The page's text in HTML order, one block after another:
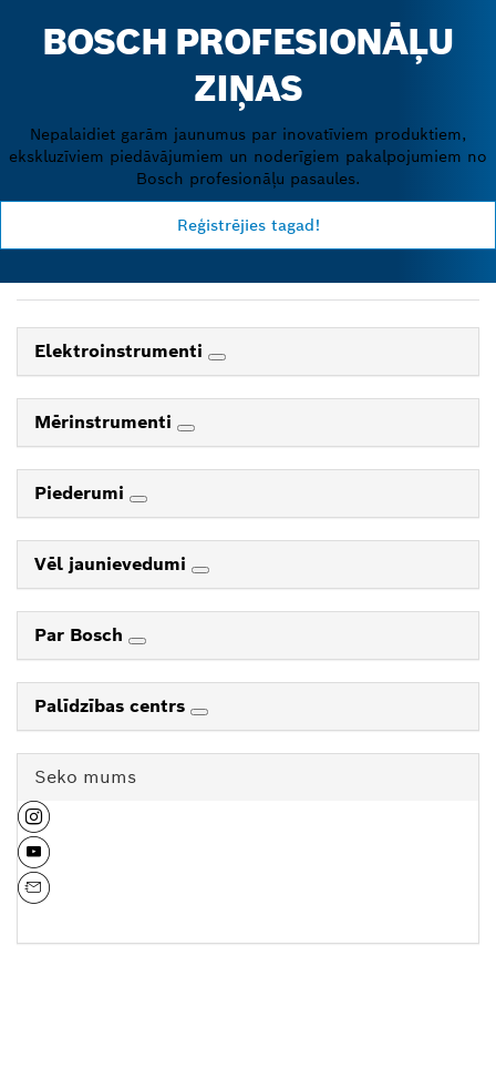
BOSCH PROFESIONĀĻU
ZIŅAS
Nepalaidiet garām jaunumus par inovatīviem produktiem,
ekskluzīviem piedāvājumiem un noderīgiem pakalpojumiem no
Bosch profesionāļu pasaules.
Reģistrējies tagad!
Elektroinstrumenti
Mērinstrumenti
Piederumi
Vēl jaunievedumi
Par Bosch
Palīdzības centrs
Seko mums